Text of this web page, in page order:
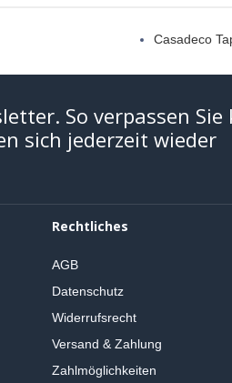
Casadeco
So verpassen Sie
sich jederzeit wieder
Rechtliches
AGB
Datenschutz
Widerrufsrecht
Versand & Zahlung
Zahlmöglichkeiten